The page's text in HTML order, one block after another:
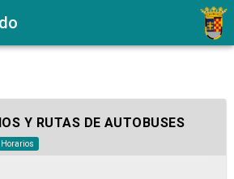
Y RUTAS DE AUTOBUSES
Horarios